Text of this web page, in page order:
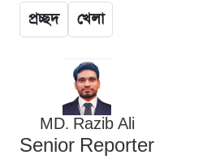
প্রচ্ছদ খেলা
MD. Razib Ali
Senior Reporter